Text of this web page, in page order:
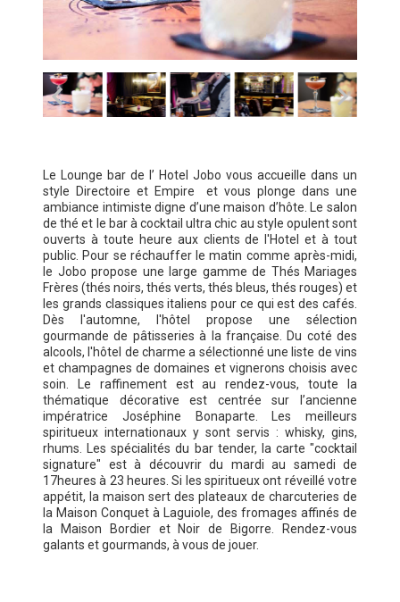
Le Lounge bar de l’ Hotel Jobo vous accueille dans un
style Directoire et Empire et vous plonge dans une
ambiance intimiste digne d’une maison d’hôte. Le salon
de thé et le bar à cocktail ultra chic au style opulent sont
ouverts à toute heure aux clients de l'Hotel et à tout
public. Pour se réchauffer le matin comme après-midi,
le Jobo propose une large gamme de Thés Mariages
Frères (thés noirs, thés verts, thés bleus, thés rouges) et
les grands classiques italiens pour ce qui est des cafés.
Dès l'automne, l'hôtel propose une sélection
gourmande de pâtisseries à la française. Du coté des
alcools, l'hôtel de charme a sélectionné une liste de vins
et champagnes de domaines et vignerons choisis avec
soin. Le raffinement est au rendez-vous, toute la
thématique décorative est centrée sur l’ancienne
impératrice Joséphine Bonaparte. Les meilleurs
spiritueux internationaux y sont servis : whisky, gins,
rhums. Les spécialités du bar tender, la carte "cocktail
signature" est à découvrir du mardi au samedi de
17heures à 23 heures. Si les spiritueux ont réveillé votre
appétit, la maison sert des plateaux de charcuteries de
la Maison Conquet à Laguiole, des fromages affinés de
la Maison Bordier et Noir de Bigorre. Rendez-vous
galants et gourmands, à vous de jouer.